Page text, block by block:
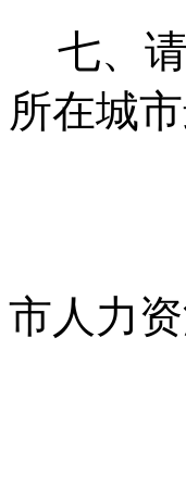
七、
所在城
市人力